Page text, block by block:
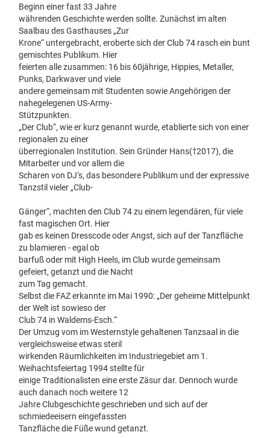
Beginn einer fast 33 Jahre
währenden Geschichte werden sollte. Zunächst im alten
Saalbau des Gasthauses „Zur
Krone“ untergebracht, eroberte sich der Club 74 rasch ein bunt
gemischtes Publikum. Hier
feierten alle zusammen: 16 bis 60jährige, Hippies, Metaller,
Punks, Darkwaver und viele
andere gemeinsam mit Studenten sowie Angehörigen der
nahegelegenen US-Army-
Stützpunkten.
„Der Club“, wie er kurz genannt wurde, etablierte sich von einer
regionalen zu einer
überregionalen Institution. Sein Gründer Hans(†2017), die
Mitarbeiter und vor allem die
Scharen von DJ‘s, das besondere Publikum und der expressive
Tanzstil vieler „Club-
Gänger“, machten den Club 74 zu einem legendären, für viele
fast magischen Ort. Hier
gab es keinen Dresscode oder Angst, sich auf der Tanzfläche
zu blamieren - egal ob
barfuß oder mit High Heels, im Club wurde gemeinsam
gefeiert, getanzt und die Nacht
zum Tag gemacht.
Selbst die FAZ erkannte im Mai 1990: „Der geheime Mittelpunkt
der Welt ist sowieso der
Club 74 in Waldems-Esch.“
Der Umzug vom im Westernstyle gehaltenen Tanzsaal in die
vergleichsweise etwas steril
wirkenden Räumlichkeiten im Industriegebiet am 1.
Weihachtsfeiertag 1994 stellte für
einige Traditionalisten eine erste Zäsur dar. Dennoch wurde
auch danach noch weitere 12
Jahre Clubgeschichte geschrieben und sich auf der
schmiedeeisern eingefassten
Tanzfläche die Füße wund getanzt.